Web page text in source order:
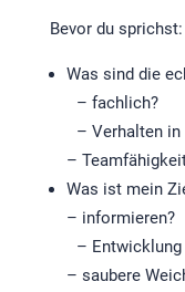
Bevor du sprichst:
Was sind die
– fachlich?
– Verhalten
–
Was ist mein
– informieren?
– Entwicklung
– saubere